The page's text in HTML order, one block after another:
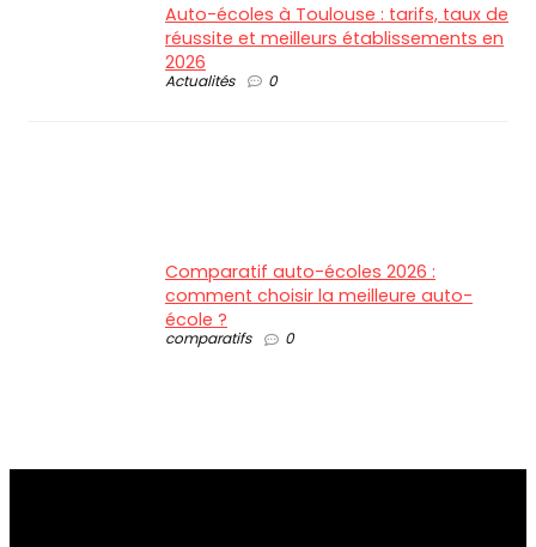
Auto-écoles à Toulouse : tarifs, taux de
réussite et meilleurs établissements en
2026
Actualités 0
Comparatif auto-écoles 2026 :
comment choisir la meilleure auto-
école ?
comparatifs 0